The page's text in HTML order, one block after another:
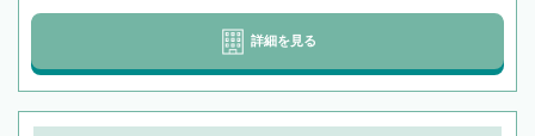
詳細を見る